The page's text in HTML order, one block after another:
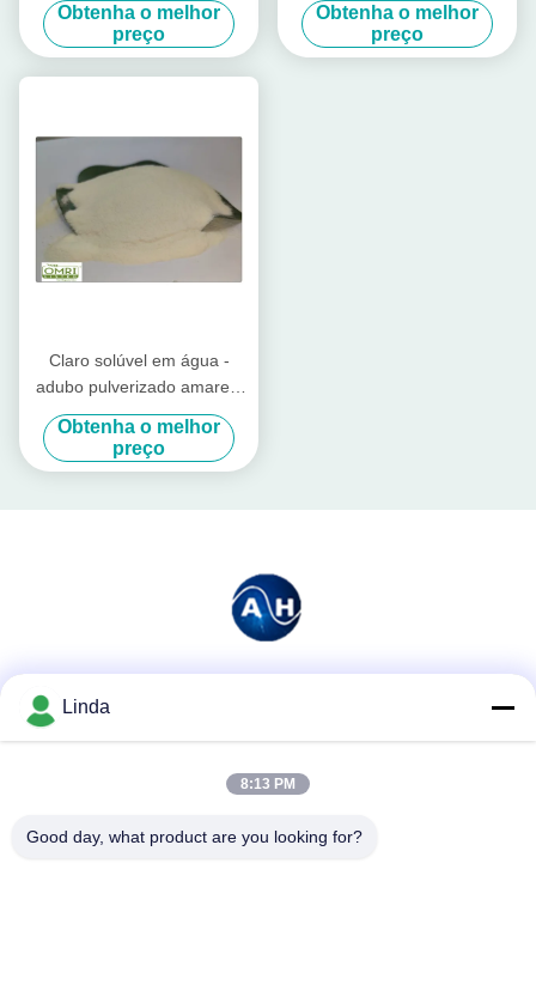
Obtenha o melhor
preço
peixes de bacalhau
Obtenha o melhor
preço
Claro solúvel em água -
adubo pulverizado amarelo
da proteína de peixes com
ácido aminado de 80%
Obtenha o melhor
preço
Linda
8:13 PM
Good day, what product are you looking for?